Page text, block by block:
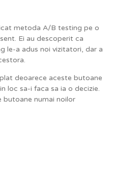
metoda A/B testing pe o
Ei au descoperit ca
le-a adus noi vizitatori, dar a
deoarece aceste butoane
loc sa-i faca sa ia o decizie.
butoane numai noilor